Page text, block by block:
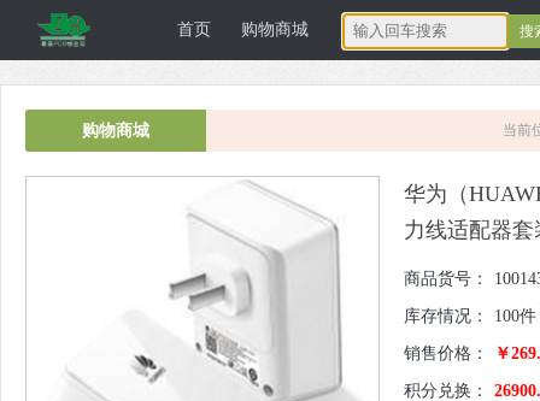
深圳正宏电子
科技有限公司
首页 购物商城
购物商城 当前
华为（
力线适配器套
商品货号：
库存情况： 100件
销售价格： ￥
积分兑换：